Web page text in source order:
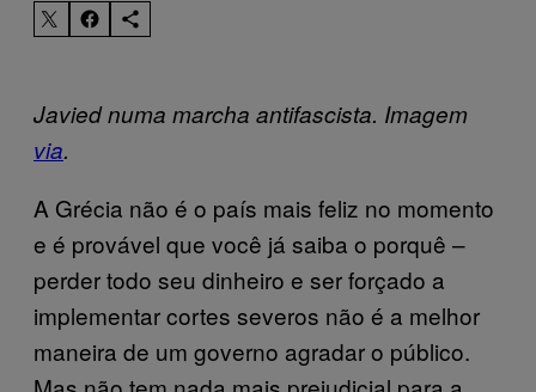
Javied numa marcha antifascista. Imagem
via.
A Grécia não é o país mais feliz no momento
e é provável que você já saiba o porquê –
perder todo seu dinheiro e ser forçado a
implementar cortes severos não é a melhor
maneira de um governo agradar o público.